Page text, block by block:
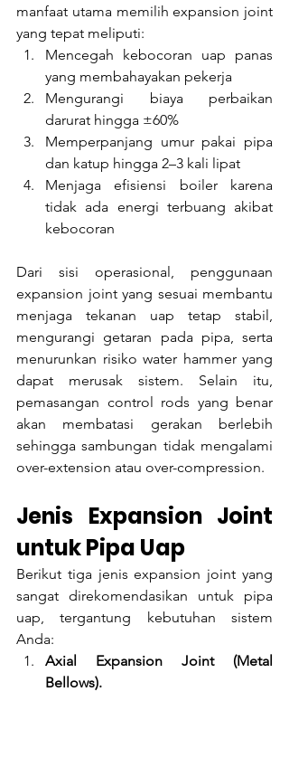
manfaat utama memilih expansion joint
yang tepat meliputi:
Mencegah kebocoran uap panas
yang membahayakan pekerja
Mengurangi biaya perbaikan
darurat hingga ±60%
Memperpanjang umur pakai pipa
dan katup hingga 2–3 kali lipat
Menjaga efisiensi boiler karena
tidak ada energi terbuang akibat
kebocoran
Dari sisi operasional, penggunaan
expansion joint yang sesuai membantu
menjaga tekanan uap tetap stabil,
mengurangi getaran pada pipa, serta
menurunkan risiko water hammer yang
dapat merusak sistem. Selain itu,
pemasangan control rods yang benar
akan membatasi gerakan berlebih
sehingga sambungan tidak mengalami
over-extension atau over-compression.
Jenis Expansion Joint
untuk Pipa Uap
Berikut tiga jenis expansion joint yang
sangat direkomendasikan untuk pipa
uap, tergantung kebutuhan sistem
Anda:
Axial Expansion Joint (Metal
Bellows).